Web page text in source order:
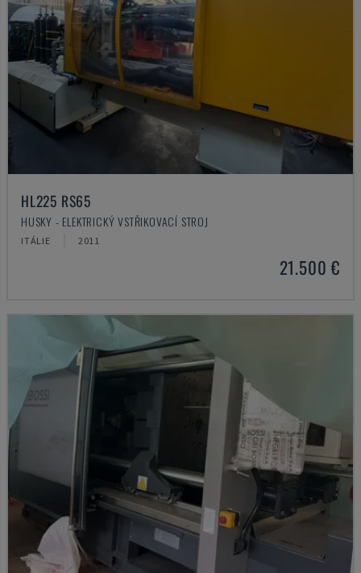
HL225 RS65
HUSKY - ELEKTRICKÝ VSTŘIKOVACÍ STROJ
ITÁLIE 2011
21.500 €